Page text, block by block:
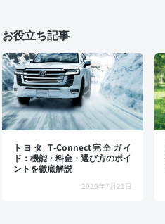
お役立ち記事
トヨタ T-Connect完全ガイ
ド：機能・料金・選び方のポイ
ントを徹底解説
2026年7月21日